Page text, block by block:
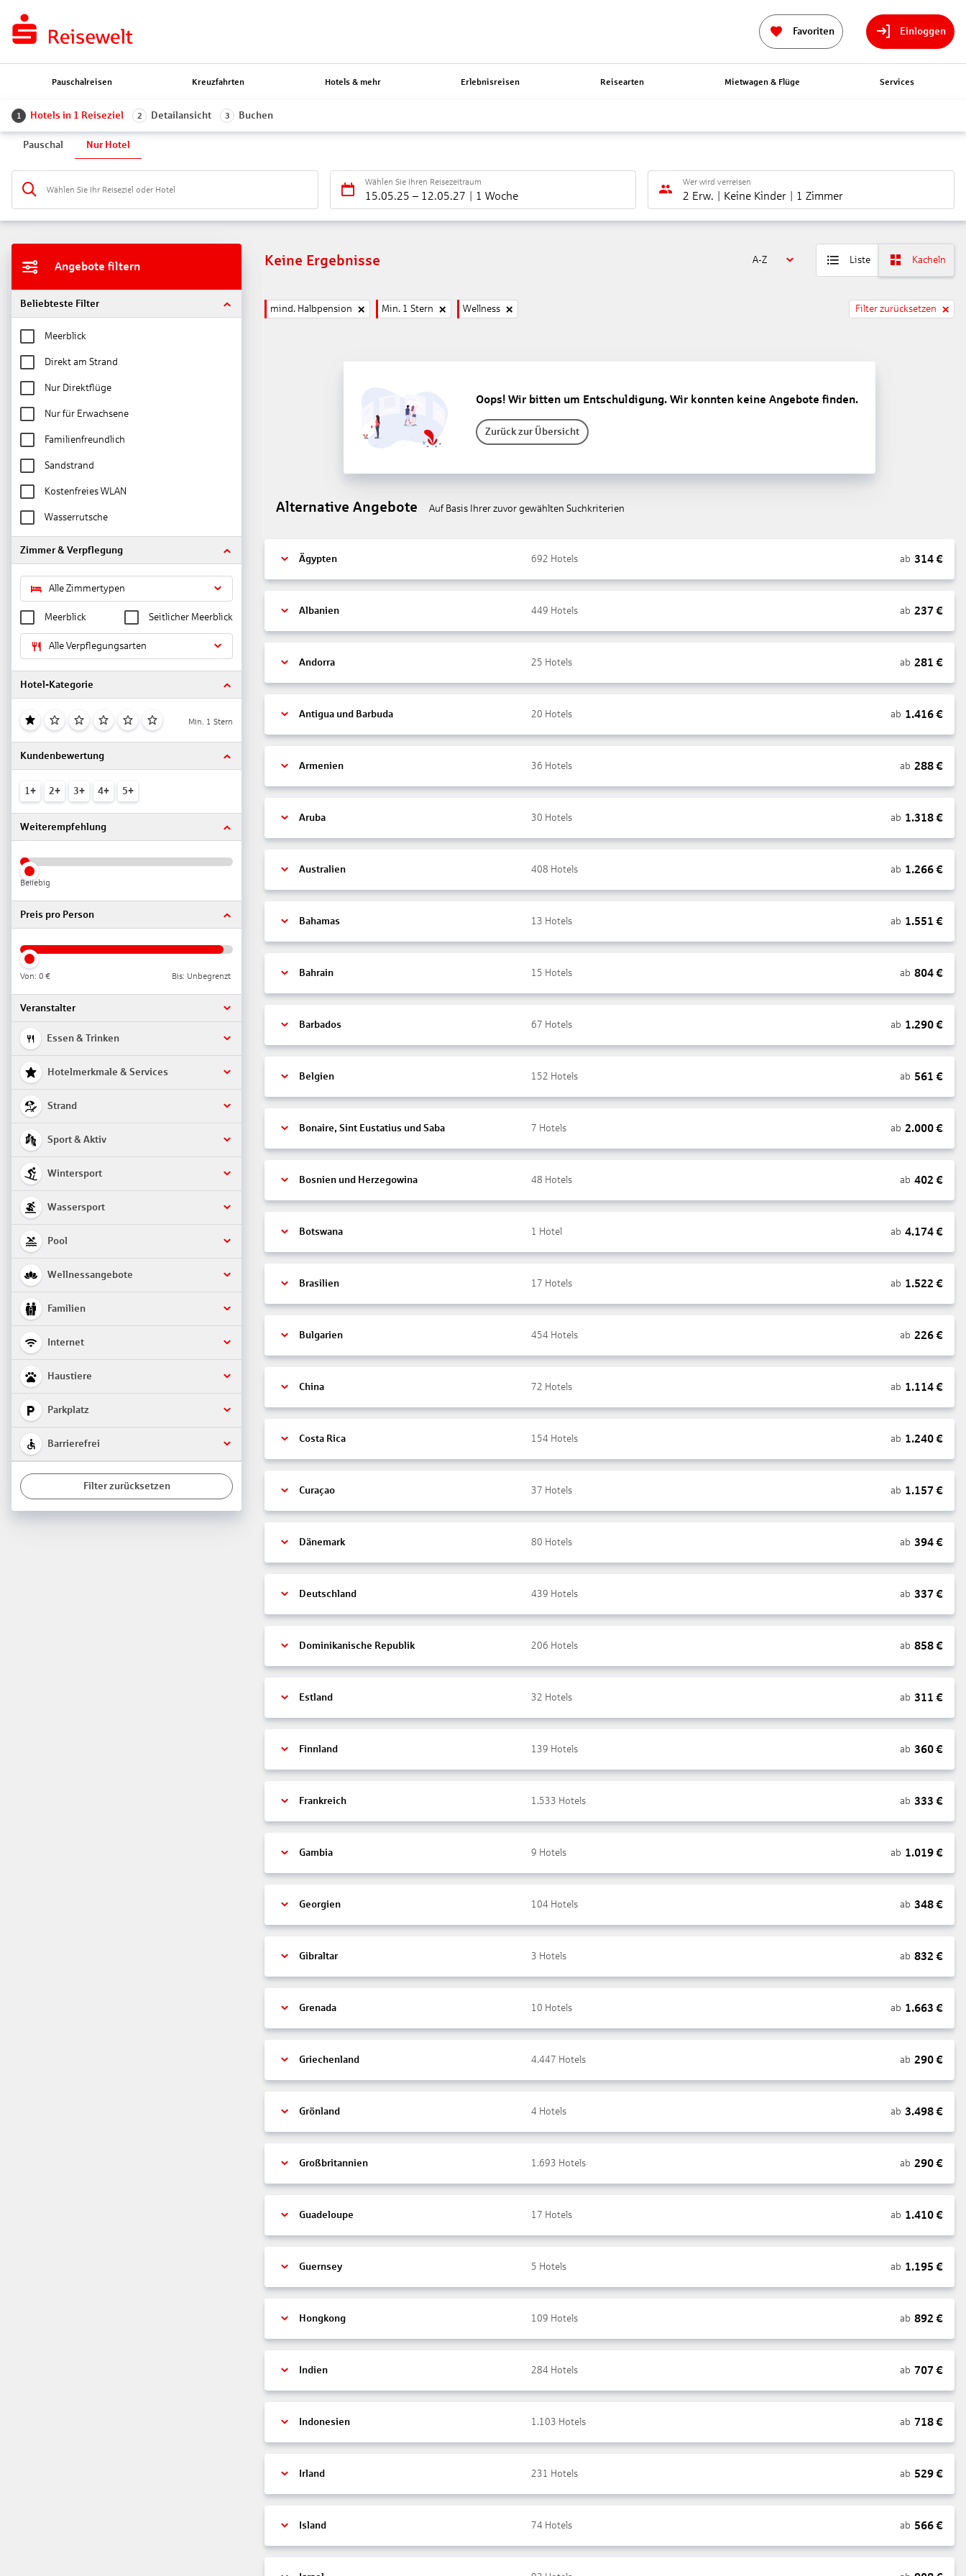
Favoriten Einloggen
Pauschalreisen Kreuzfahrten Hotels & mehr Erlebnisreisen Reisearten Mietwagen & Flüge Services
1 Hotels in 1 Reiseziel 2 Detailansicht 3 Buchen
Pauschal Nur Hotel
Wählen Sie Ihr Reiseziel oder Hotel
Wählen Sie Ihren Reisezeitraum
15.05.25 – 12.05.27 1 Woche
Wer wird verreisen
2 Erw. Keine Kinder 1 Zimmer
Angebote filtern
Beliebteste Filter
Meerblick
Direkt am Strand
Nur Direktflüge
Nur für Erwachsene
Familienfreundlich
Sandstrand
Kostenfreies WLAN
Wasserrutsche
Zimmer & Verpflegung
Alle Zimmertypen
Meerblick Seitlicher Meerblick
Alle Verpflegungsarten
Hotel-Kategorie
Min. 1 Stern
Kundenbewertung
1+ 2+ 3+ 4+ 5+
Weiterempfehlung
Beliebig
Preis pro Person
Von: 0 € Bis: Unbegrenzt
Veranstalter
Essen & Trinken
Hotelmerkmale & Services
Strand
Sport & Aktiv
Wintersport
Wassersport
Pool
Wellnessangebote
Familien
Internet
Haustiere
Parkplatz
Barrierefrei
Filter zurücksetzen
Keine Ergebnisse A-Z Liste Kacheln
mind. Halbpension Min. 1 Stern Wellness Filter zurücksetzen
Oops! Wir bitten um Entschuldigung. Wir konnten keine Angebote finden.
Zurück zur Übersicht
Alternative Angebote Auf Basis Ihrer zuvor gewählten Suchkriterien
Ägypten 692 Hotels ab 314€
Albanien 449 Hotels ab 237 €
Andorra 25 Hotels ab 281 €
Antigua und Barbuda 20 Hotels ab 1.416€
Armenien 36 Hotels ab 288€
Aruba 30 Hotels ab 1.318€
Australien 408 Hotels ab 1.266€
Bahamas 13 Hotels ab 1.551 €
Bahrain 15 Hotels ab 804€
Barbados 67 Hotels ab 1.290€
Belgien 152 Hotels ab 561 €
Bonaire, Sint Eustatius und Saba 7 Hotels ab 2.000€
Bosnien und Herzegowina 48 Hotels ab 402 €
Botswana 1 Hotel ab 4.174€
Brasilien 17 Hotels ab 1.522 €
Bulgarien 454 Hotels ab 226€
China 72 Hotels ab 1.114€
Costa Rica 154 Hotels ab 1.240€
Curaçao 37 Hotels ab 1.157 €
Dänemark 80 Hotels ab 394€
Deutschland 439 Hotels ab 337 €
Dominikanische Republik 206 Hotels ab 858€
Estland 32 Hotels ab 311 €
Finnland 139 Hotels ab 360€
Frankreich 1.533 Hotels ab 333 €
Gambia 9 Hotels ab 1.019€
Georgien 104 Hotels ab 348€
Gibraltar 3 Hotels ab 832 €
Grenada 10 Hotels ab 1.663 €
Griechenland 4.447 Hotels ab 290€
Grönland 4 Hotels ab 3.498€
Großbritannien 1.693 Hotels ab 290€
Guadeloupe 17 Hotels ab 1.410€
Guernsey 5 Hotels ab 1.195 €
Hongkong 109 Hotels ab 892 €
Indien 284 Hotels ab 707 €
Indonesien 1.103 Hotels ab 718€
Irland 231 Hotels ab 529€
Island 74 Hotels ab 566€